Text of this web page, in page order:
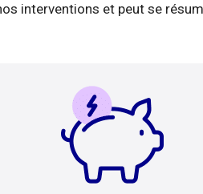
interventions et peut se